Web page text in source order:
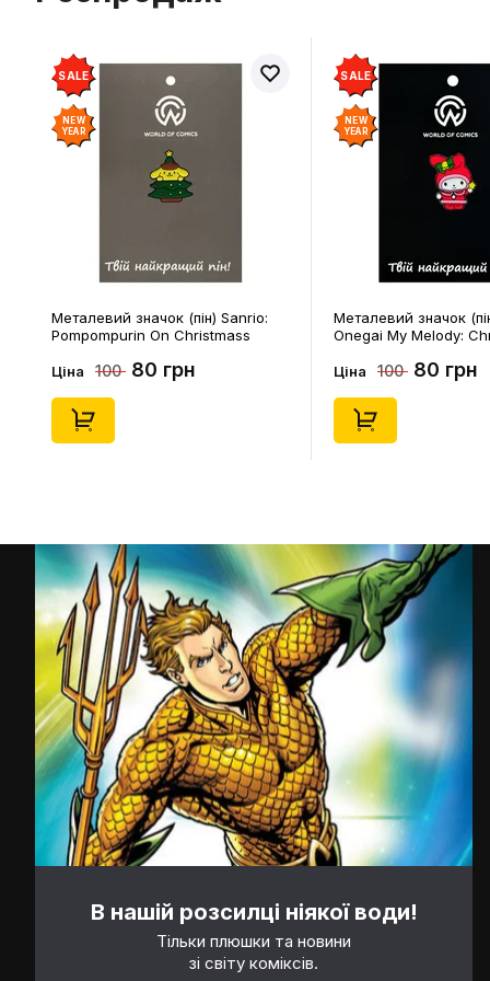
SALE
NEW
YEAR
Металевий значок (пін) Sanrio:
Pompompurin On Christmass
Ціна 100 80 грн
SALE
NEW
YEAR
Металевий значок
Onegai My Melody:
Ціна 100 80 грн
В нашій розсилці ніякої води!
Тільки плюшки та новини
зі світу коміксів.